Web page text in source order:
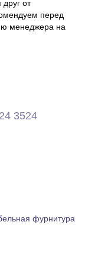
от
перед
менеджера на
3524
фурнитура